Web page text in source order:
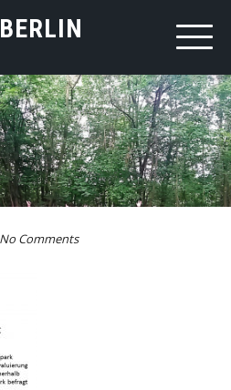
No Comments